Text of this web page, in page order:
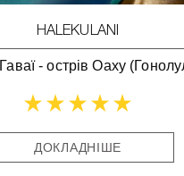
HALEKULANI
Гаваї - острів Оаху
ДОКЛАДНІШЕ